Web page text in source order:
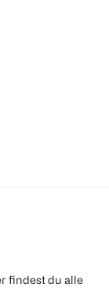
findest du alle